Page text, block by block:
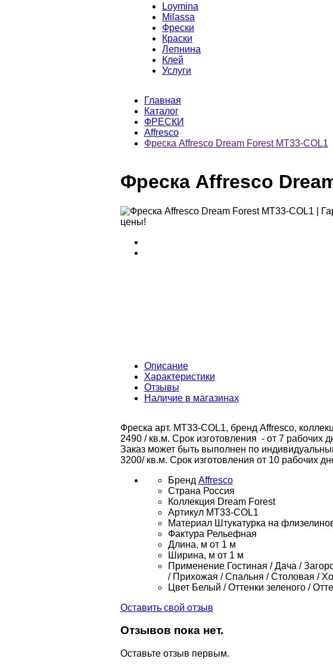
Loymina
Milassa
Фрески
Краски
Лепнина
Клей
Услуги
Главная
Каталог
ФРЕСКИ
Affresco
Фреска Affresco Dream Forest MT33-COL1
Фреска Affresco
Описание
Характеристики
Отзывы
Наличие в магазинах
Фреска арт. MT33-COL1, бренд Affresco,
2490 / кв.м. Срок изготовления - от 7 рабочих
Заказ может быть выполнен по
3200/ кв.м. Срок изготовления от 10 рабочих
Бренд Affresco
Страна Россия
Коллекция Dream Forest
Артикул MT33-COL1
Материал Штукатурка на
Фактура Рельефная
Длина, м от 1 м
Ширина, м от 1 м
Применение Гостиная / Дача /
/ Прихожая / Спальня / Столовая /
Цвет Белый / Оттенки зеленого /
Оставить свой отзыв
Отзывов пока нет.
Оставьте отзыв первым.